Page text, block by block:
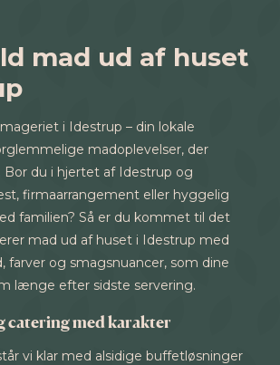
mad ud af huset
i Idestrup – din lokale
madoplevelser, der
Bor du i hjertet af Idestrup og
firmaarrangement eller hyggelig
familien? Så er du kommet til det
mad ud af huset i Idestrup med
farver og smagsnuancer, som dine
længe efter sidste servering.
catering med karakter
vi klar med alsidige buffetløsninger